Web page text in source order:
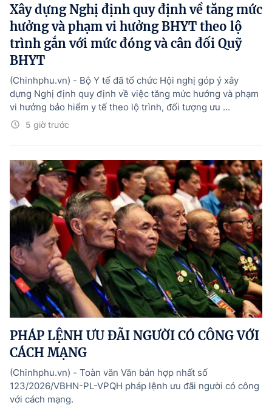
Xây dựng Nghị định quy định về tăng mức
hưởng và phạm vi hưởng BHYT theo lộ
trình gắn với mức đóng và cân đối Quỹ
BHYT
5 giờ trước
(Chinhphu.vn) - Bộ Y tế đã tổ chức Hội nghị góp ý xây
dựng Nghị định quy định về việc tăng mức hưởng và phạm
vi hưởng bảo hiểm y tế theo lộ trình, đối tượng ưu ...
PHÁP LỆNH ƯU ĐÃI NGƯỜI CÓ CÔNG VỚI
CÁCH MẠNG
(Chinhphu.vn) - Toàn văn Văn bản hợp nhất số
123/2026/VBHN-PL-VPQH pháp lệnh ưu đãi người có công
với cách mạng.